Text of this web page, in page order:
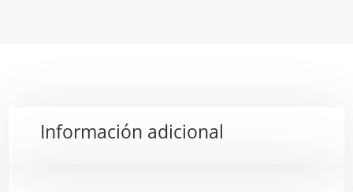
Información adicional